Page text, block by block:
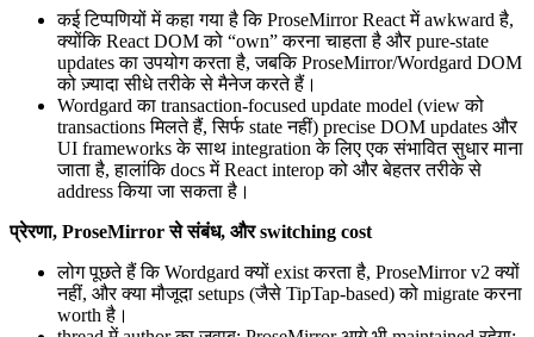
कई टिप्पणियों में कहा गया है कि ProseMirror React में awkward है,
क्योंकि React DOM को “own” करना चाहता है और pure-state
updates का उपयोग करता है, जबकि ProseMirror/Wordgard DOM
को ज़्यादा सीधे तरीके से मैनेज करते हैं।
Wordgard का transaction-focused update model (view को
transactions मिलते हैं, सिर्फ state नहीं) precise DOM updates और
UI frameworks के साथ integration के लिए एक संभावित सुधार माना
जाता है, हालांकि docs में React interop को और बेहतर तरीके से
address किया जा सकता है।
प्रेरणा, ProseMirror से संबंध, और switching cost
लोग पूछते हैं कि Wordgard क्यों exist करता है, ProseMirror v2 क्यों
नहीं, और क्या मौजूदा setups (जैसे TipTap-based) को migrate करना
worth है।